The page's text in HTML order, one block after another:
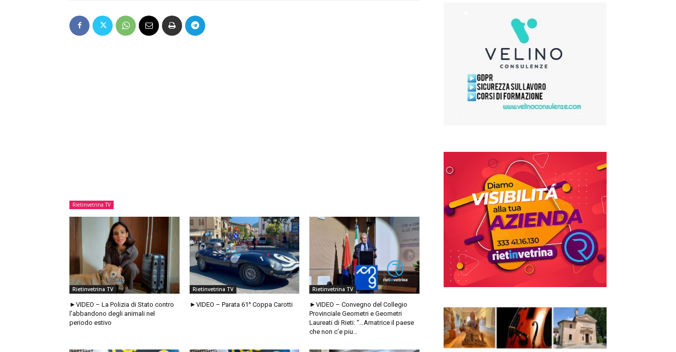
Rietinvetrina TV
Rietinvetrina TV
►VIDEO – La Polizia di Stato contro
l’abbandono degli animali nel
periodo estivo
Rietinvetrina TV
►VIDEO – Parata 61^ Coppa Carotti
Rietinvetrina TV
►VIDEO – Convegno del Collegio
Provinciale Geometri e Geometri
Laureati di Rieti: “…Amatrice il paese
che non c’e piu…